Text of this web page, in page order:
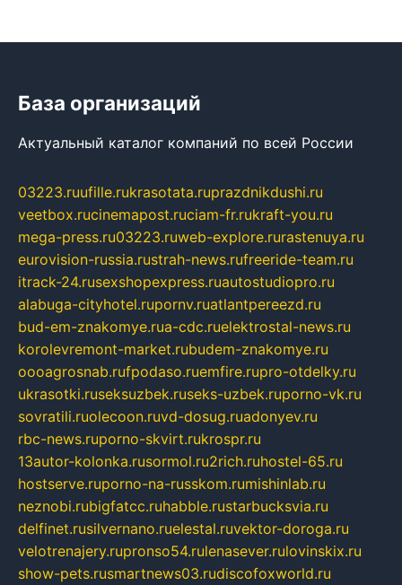
База организаций
Актуальный каталог компаний по всей России
03223.ruufille.rukrasotata.ruprazdnikdushi.ru
veetbox.rucinemapost.ruciam-fr.rukraft-you.ru
mega-press.ru03223.ruweb-explore.rurastenuya.ru
eurovision-russia.rustrah-news.rufreeride-team.ru
itrack-24.rusexshopexpress.ruautostudiopro.ru
alabuga-cityhotel.rupornv.ruatlantpereezd.ru
bud-em-znakomye.rua-cdc.ruelektrostal-news.ru
korolevremont-market.rubudem-znakomye.ru
oooagrosnab.rufpodaso.ruemfire.rupro-otdelky.ru
ukrasotki.ruseksuzbek.ruseks-uzbek.ruporno-vk.ru
sovratili.ruolecoon.ruvd-dosug.ruadonyev.ru
rbc-news.ruporno-skvirt.rukrospr.ru
13autor-kolonka.rusormol.ru2rich.ruhostel-65.ru
hostserve.ruporno-na-russkom.rumishinlab.ru
neznobi.rubigfatcc.ruhabble.rustarbucksvia.ru
delfinet.rusilvernano.ruelestal.ruvektor-doroga.ru
velotrenajery.rupronso54.rulenasever.rulovinskix.ru
show-pets.rusmartnews03.rudiscofoxworld.ru